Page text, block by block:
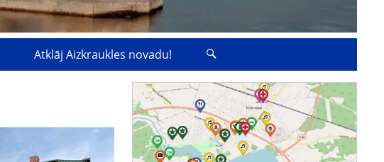
Atklāj Aizkraukles novadu!